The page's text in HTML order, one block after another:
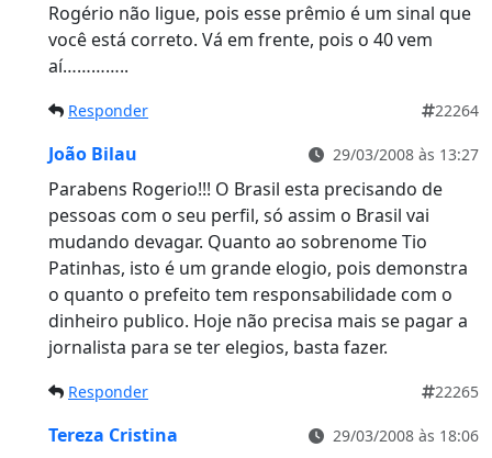
Rogério não ligue, pois esse prêmio é um sinal que
você está correto. Vá em frente, pois o 40 vem
aí…………..
Responder 22264
João Bilau 29/03/2008 às 13:27
Parabens Rogerio!!! O Brasil esta precisando de
pessoas com o seu perfil, só assim o Brasil vai
mudando devagar. Quanto ao sobrenome Tio
Patinhas, isto é um grande elogio, pois demonstra
o quanto o prefeito tem responsabilidade com o
dinheiro publico. Hoje não precisa mais se pagar a
jornalista para se ter elegios, basta fazer.
Responder 22265
Tereza Cristina 29/03/2008 às 18:06